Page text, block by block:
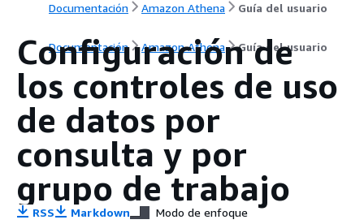
Documentación Amazon Athena Guía del usuario
Documentación Amazon Athena Guía del usuario
Configuración de
los controles de uso
de datos por
consulta y por
grupo de trabajo
RSS Markdown Modo de enfoque